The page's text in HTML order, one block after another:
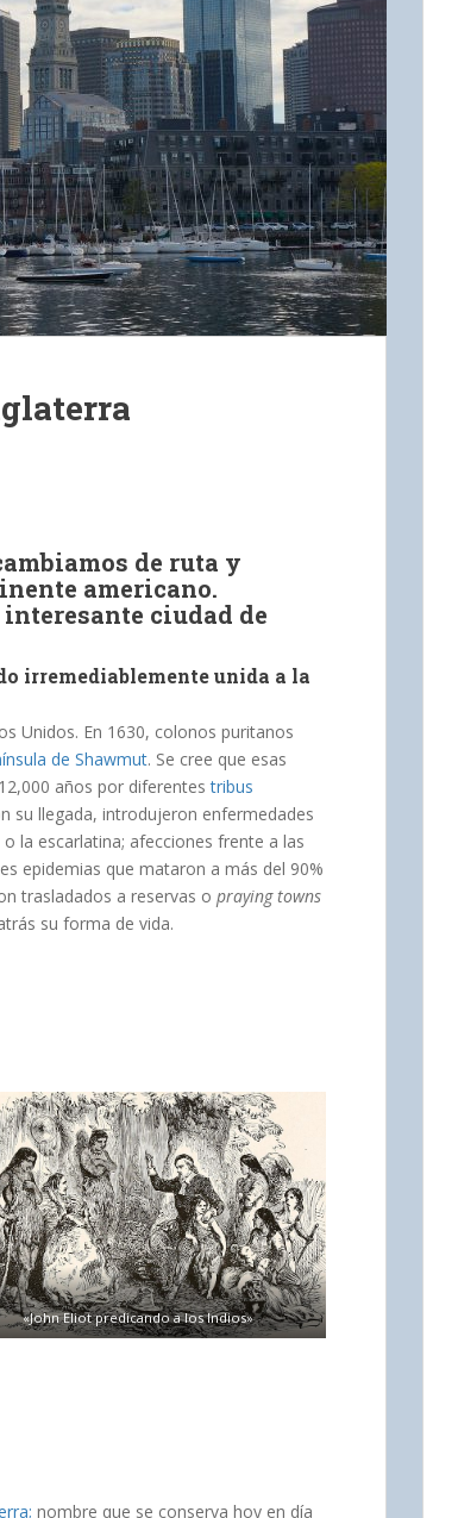
de ruta y
americano.
ciudad de
irremediablemente unida a la
Unidos. En 1630, colonos puritanos
de Shawmut. Se cree que esas
años por diferentestribus
su llegada, introdujeron enfermedades
la escarlatina; afecciones frente a las
epidemias que mataron a más del 90%
trasladados a reservas o praying towns
su forma de vida.
«John Eliot predicando a los Indios»
nombre que se conserva hoy en día